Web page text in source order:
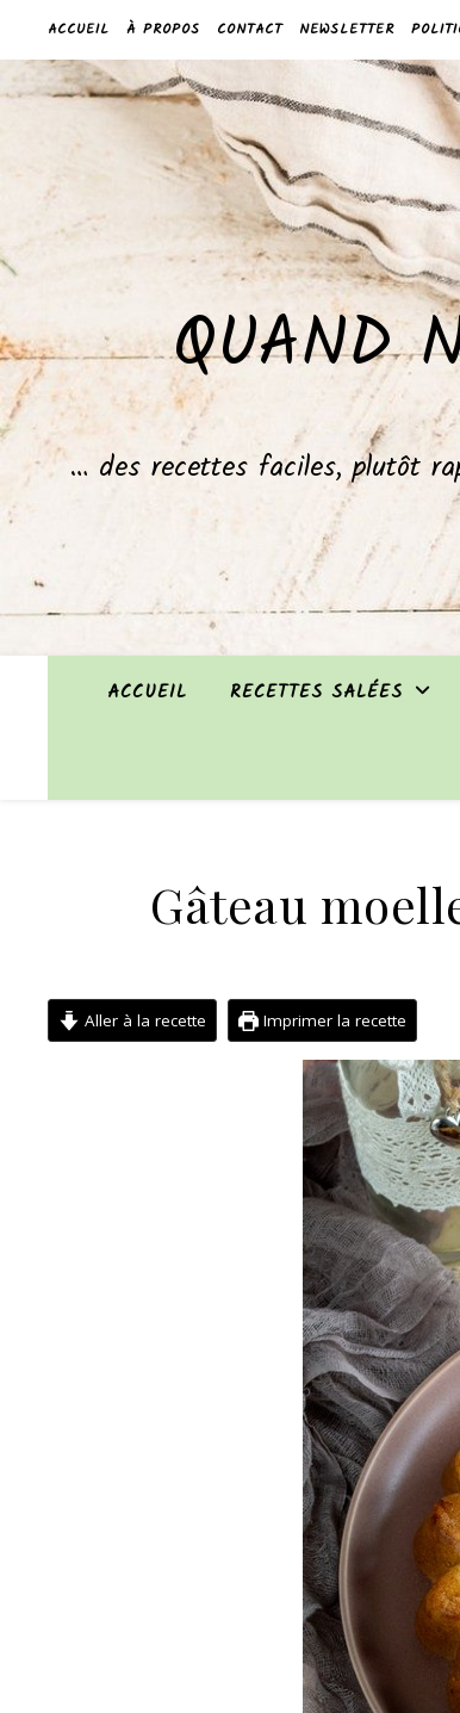
ACCUEIL À PROPOS CONTACT NEWSLETTER
QUAND
… des recettes faciles, plutôt
ACCUEIL RECETTES SALÉES
Gâteau
Aller à la recette Imprimer la recette